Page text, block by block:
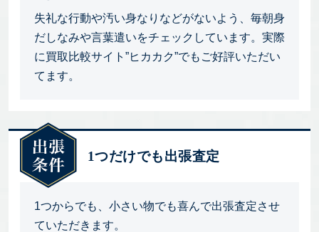
失礼な行動や汚い身なりなどがないよう、毎朝身
だしなみや言葉遣いをチェックしています。実際
に買取比較サイト”ヒカカク”でもご好評いただい
てます。
1つだけでも出張査定
1つからでも、小さい物でも喜んで出張査定させ
ていただきます。